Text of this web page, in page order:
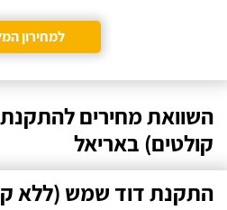
למחירון
השוואת מחירים
קולטים) באריאל
התקנת דוד שמש (ללא קולטים),